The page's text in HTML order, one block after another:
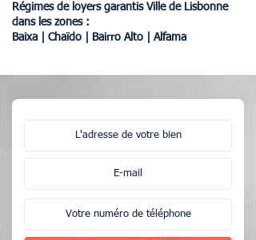
Régimes de loyers garantis Ville de Lisbonne
dans les zones :
Baixa | Chaïdo | Bairro Alto | Alfama